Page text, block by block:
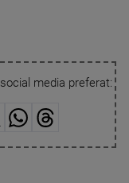
media preferat: